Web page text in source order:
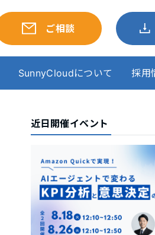
ご相談
SunnyCloudについて 採用
近日開催イベント